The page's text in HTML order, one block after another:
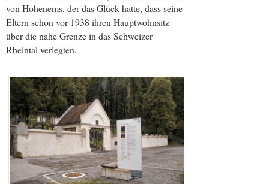
von Hohenems, der das Glück hatte, dass seine
Eltern schon vor 1938 ihren Hauptwohnsitz
über die nahe Grenze in das Schweizer
Rheintal verlegten.